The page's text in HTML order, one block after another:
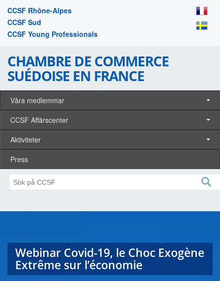
CCSF Rhône-Alpes
CCSF Sud
CCSF Young Professionals
CHAMBRE DE COMMERCE
SUÉDOISE EN FRANCE
Våra medlemmar
CCSF Affärscenter
Aktiviteter
Press
Webinar Covid-19, le Choc Exogène
Extrême sur l’économie